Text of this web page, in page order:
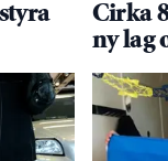
Cirka
ny lag